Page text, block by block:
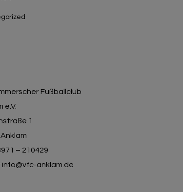
Fußballclub
e.V.
1
– 210429
info@vfc-anklam.de